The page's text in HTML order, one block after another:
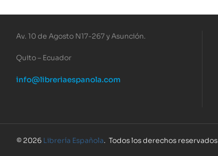
Av. 10 de Agosto N17-267 y Asunción.
Quito – Ecuador
info@libreriaespanola.com
© 2026 Librería Española. Todos los derechos reservados